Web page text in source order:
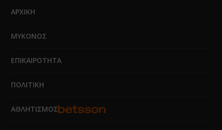
ΑΡΧΙΚΗ
ΜΥΚΟΝΟΣ
ΕΠΙΚΑΙΡΟΤΗΤΑ
ΠΟΛΙΤΙΚΗ
ΑΘΛΗΤΙΣΜΟΣ